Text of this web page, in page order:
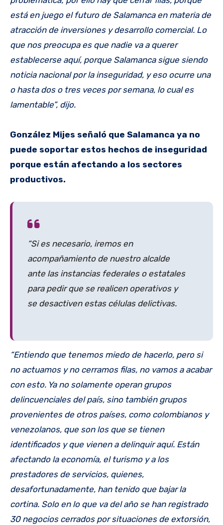
está en juego el futuro de Salamanca en materia de
atracción de inversiones y desarrollo comercial. Lo
que nos preocupa es que nadie va a querer
establecerse aquí, porque Salamanca sigue siendo
noticia nacional por la inseguridad, y eso ocurre una
o hasta dos o tres veces por semana, lo cual es
lamentable”, dijo.
González Mijes señaló que Salamanca ya no
puede soportar estos hechos de inseguridad
porque están afectando a los sectores
productivos.
“Si es necesario, iremos en
acompañamiento de nuestro alcalde
ante las instancias federales o estatales
para pedir que se realicen operativos y
se desactiven estas células delictivas.
“Entiendo que tenemos miedo de hacerlo, pero si
no actuamos y no cerramos filas, no vamos a acabar
con esto. Ya no solamente operan grupos
delincuenciales del país, sino también grupos
provenientes de otros países, como colombianos y
venezolanos, que son los que se tienen
identificados y que vienen a delinquir aquí. Están
afectando la economía, el turismo y a los
prestadores de servicios, quienes,
desafortunadamente, han tenido que bajar la
cortina. Solo en lo que va del año se han registrado
30 negocios cerrados por situaciones de extorsión,